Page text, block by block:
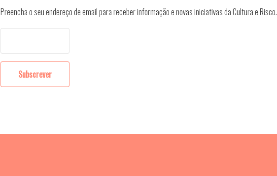
Preencha o seu endereço de email para receber informação e novas iniciativas da Cultura e Risco.